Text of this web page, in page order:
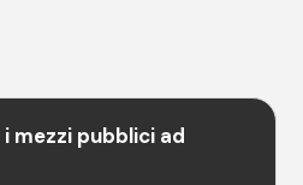
mezzi pubblici ad